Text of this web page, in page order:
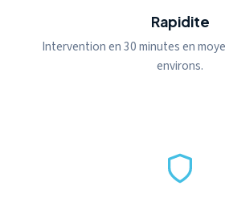
Rapidite
Intervention en 30 minutes en
environs.